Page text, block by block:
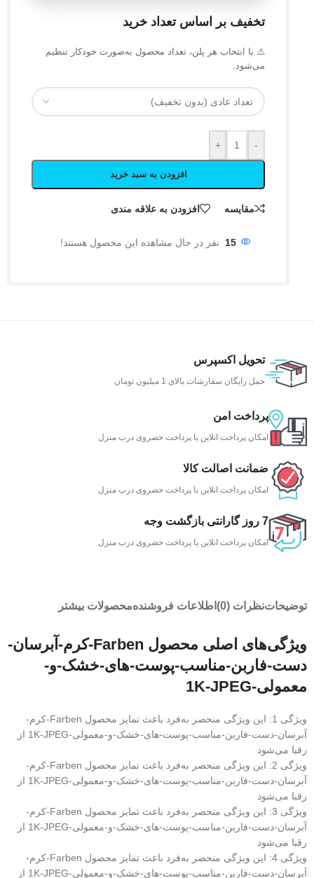
تخفیف بر اساس تعداد خرید
⚠️ با انتخاب هر پلن، تعداد محصول به‌صورت خودکار تنظیم
می‌شود.
-
+
افزودن به سبد خرید
مقایسه افزودن به علاقه مندی
15 نفر در حال مشاهده این محصول هستند!
تحویل اکسپرس
حمل رایگان سفارشات بالای 1 میلیون تومان
پرداخت امن
امکان پرداخت انلاین یا پرداخت حضروی درب منزل
ضمانت اصالت کالا
امکان پرداخت انلاین یا پرداخت حضروی درب منزل
7 روز گارانتی بازگشت وجه
امکان پرداخت انلاین یا پرداخت حضروی درب منزل
توضیحاتنظرات (0) اطلاعات فروشندهمحصولات بیشتر
ویژگی‌های اصلی محصول Farben-کرم-آبرسان-
دست-فاربن-مناسب-پوست-های-خشک-و-
معمولی-1K-JPEG
ویژگی 1: این ویژگی منحصر به‌فرد باعث تمایز محصول Farben-کرم-
آبرسان-دست-فاربن-مناسب-پوست-های-خشک-و-معمولی-1K-JPEG از
رقبا می‌شود
ویژگی 2: این ویژگی منحصر به‌فرد باعث تمایز محصول Farben-کرم-
آبرسان-دست-فاربن-مناسب-پوست-های-خشک-و-معمولی-1K-JPEG از
رقبا می‌شود
ویژگی 3: این ویژگی منحصر به‌فرد باعث تمایز محصول Farben-کرم-
آبرسان-دست-فاربن-مناسب-پوست-های-خشک-و-معمولی-1K-JPEG از
رقبا می‌شود
ویژگی 4: این ویژگی منحصر به‌فرد باعث تمایز محصول Farben-کرم-
آبرسان-دست-فاربن-مناسب-پوست-های-خشک-و-معمولی-1K-JPEG از